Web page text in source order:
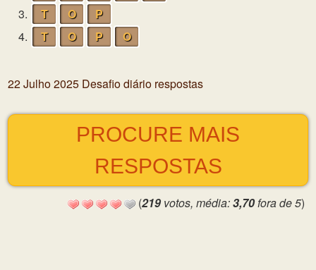
3.
T O
P
4.
T O P O
22 Julho 2025 Desafio diário respostas
PROCURE MAIS
RESPOSTAS
(219 votos, média:3,70fora de 5)